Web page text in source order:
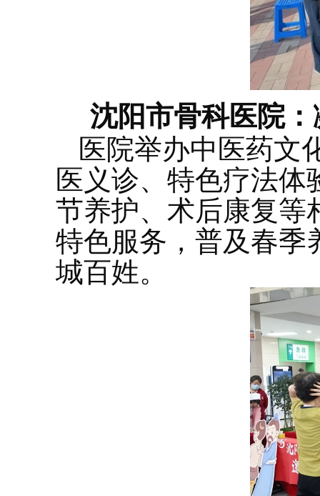
沈阳市骨科医院
医院举办中医药文
医义诊、特色疗法
节养护、术后康复等
特色服务，普及春季
城百姓。